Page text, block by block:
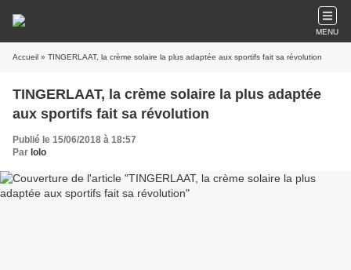
MENU
Accueil » TINGERLAAT, la crème solaire la plus adaptée aux sportifs fait sa révolution
TINGERLAAT, la crème solaire la plus adaptée
aux sportifs fait sa révolution
Publié le 15/06/2018 à 18:57
Par lolo